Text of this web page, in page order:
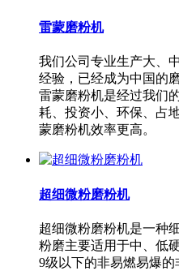
雷蒙磨粉机
我们公司专业生产大、
经验，已经成为中国的
雷蒙磨粉机是经过我们
耗、投资小、环保、占
蒙磨粉机效率更高。
超细微粉磨粉机
超细微粉磨粉机是一种
粉磨主要适用于中、低
9级以下的非易燃易爆